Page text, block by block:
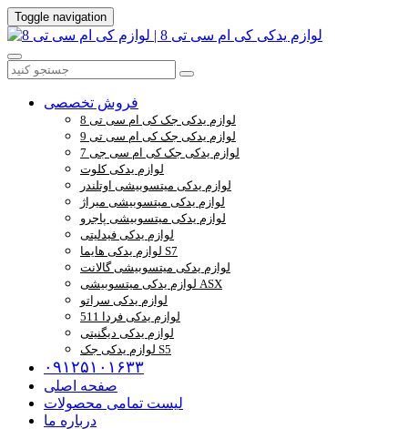
Toggle navigation
فروش تخصصی
لوازم یدکی جک کی ام سی تی 8
لوازم یدکی جک کی ام سی تی 9
لوازم یدکی جک کی ام سی جی 7
لوازم یدکی کلوت
لوازم یدکی میتسوبیشی اوتلندر
لوازم یدکی میتسوبیشی میراژ
لوازم یدکی میتسوبیشی پاجرو
لوازم یدکی فیدلیتی
لوازم یدکی هایما S7
لوازم یدکی میتسوبیشی گالانت
لوازم یدکی میتسوبیشی ASX
لوازم یدکی سراتو
لوازم یدکی فردا 511
لوازم یدکی دیگنیتی
لوازم یدکی جک S5
۰۹۱۲۵۱۰۱۶۳۳
صفحه اصلی
لیست تمامی محصولات
درباره ما